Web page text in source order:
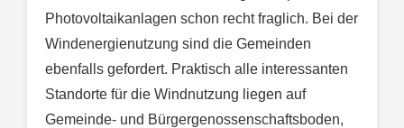
Photovoltaikanlagen schon recht fraglich. Bei der
Windenergienutzung sind die Gemeinden
ebenfalls gefordert. Praktisch alle interessanten
Standorte für die Windnutzung liegen auf
Gemeinde- und Bürgergenossenschaftsboden,